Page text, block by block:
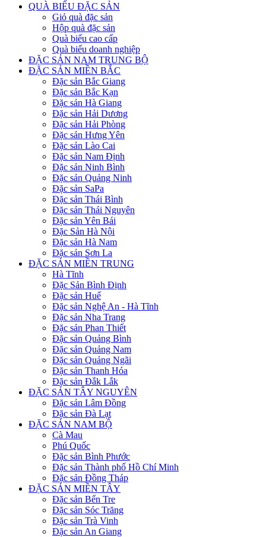
QUÀ BIẾU ĐẶC SẢN
Giỏ quà đặc sản
Hộp quà đặc sản
Quà biếu cao cấp
Quà biếu doanh nghiệp
ĐẶC SẢN NAM TRUNG BỘ
ĐẶC SẢN MIỀN BẮC
Đặc sản Bắc Giang
Đặc sản Bắc Kạn
Đặc sản Hà Giang
Đặc sản Hải Dương
Đặc sản Hải Phòng
Đặc sản Hưng Yên
Đặc sản Lào Cai
Đặc sản Nam Định
Đặc sản Ninh Bình
Đặc sản Quảng Ninh
Đặc sản SaPa
Đặc sản Thái Bình
Đặc sản Thái Nguyên
Đặc sản Yên Bái
Đặc Sản Hà Nội
Đặc sản Hà Nam
Đặc sản Sơn La
ĐẶC SẢN MIỀN TRUNG
Hà Tĩnh
Đặc Sản Bình Định
Đặc sản Huế
Đặc sản Nghệ An - Hà Tĩnh
Đặc sản Nha Trang
Đặc sản Phan Thiết
Đặc sản Quảng Bình
Đặc sản Quảng Nam
Đặc sản Quảng Ngãi
Đặc sản Thanh Hóa
Đặc sản Đắk Lắk
ĐẶC SẢN TÂY NGUYÊN
Đặc sản Lâm Đồng
Đặc sản Đà Lạt
ĐẶC SẢN NAM BỘ
Cà Mau
Phú Quốc
Đặc sản Bình Phước
Đặc sản Thành phố Hồ Chí Minh
Đặc sản Đồng Tháp
ĐẶC SẢN MIỀN TÂY
Đặc sản Bến Tre
Đặc sản Sóc Trăng
Đặc sản Trà Vinh
Đặc sản An Giang